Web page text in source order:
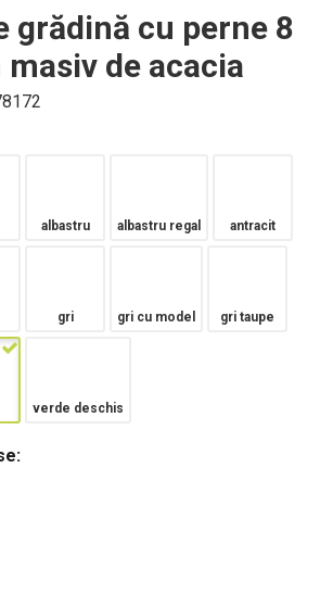
grădină cu perne 8
de acacia
albastru albastru regal antracit
gri gri cu model gri taupe
verde deschis